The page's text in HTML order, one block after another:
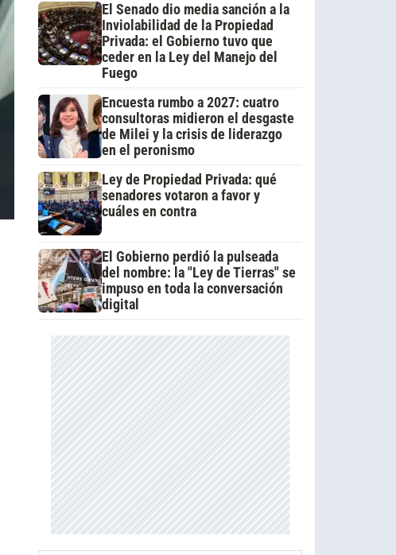
El Senado dio media sanción a la
Inviolabilidad de la Propiedad
Privada: el Gobierno tuvo que
ceder en la Ley del Manejo del
Fuego
Encuesta rumbo a 2027: cuatro
consultoras midieron el desgaste
de Milei y la crisis de liderazgo
en el peronismo
Ley de Propiedad Privada: qué
senadores votaron a favor y
cuáles en contra
El Gobierno perdió la pulseada
del nombre: la "Ley de Tierras" se
impuso en toda la conversación
digital